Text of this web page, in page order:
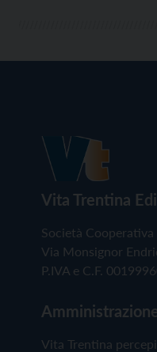
Vita Trentina
Società Cooperativa
Via Monsignor
P.IVA e C.F.
Vita Trentina